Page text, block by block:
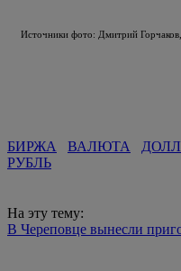
Источники фото: Дмитрий
БИРЖА ВАЛЮТА
РУБЛЬ
На эту тему:
В Череповце вынесли